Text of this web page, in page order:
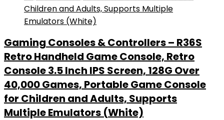
Gaming Consoles & Controllers – R36S
Retro Handheld Game Console, Retro
Console 3.5 Inch IPS Screen, 128G Over
40,000 Games, Portable Game Console
for Children and Adults, Supports
Multiple Emulators (White)